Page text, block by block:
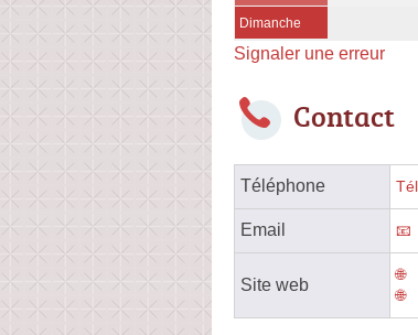
Dimanche
Signaler une erreur
Contact
Téléphone
Email
Site web